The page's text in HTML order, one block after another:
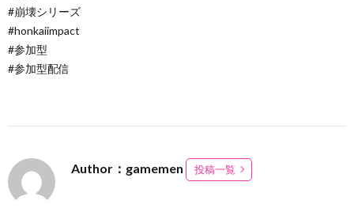
#崩壊シリーズ
#honkaiimpact
#参加型
#参加型配信
Author：gamemen 投稿一覧